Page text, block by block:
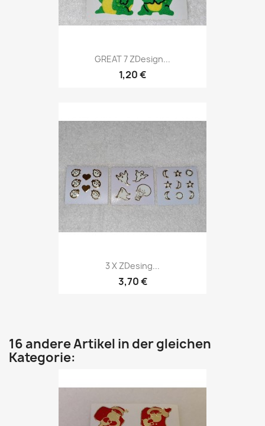
GREAT 7 ZDesign...
1,20 €
3 X ZDesing...
3,70 €
16 andere Artikel in der gleichen
Kategorie: